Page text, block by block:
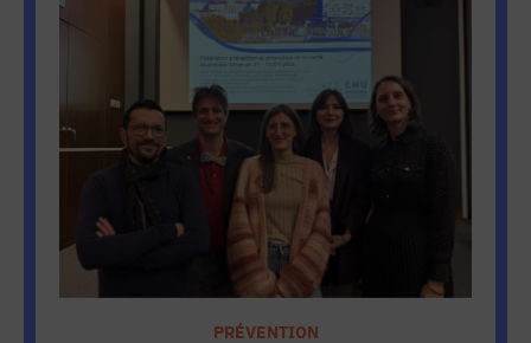
PRÉVENTION